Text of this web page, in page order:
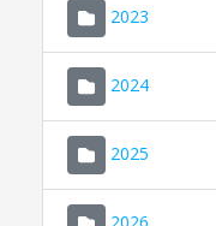
2023
2024
2025